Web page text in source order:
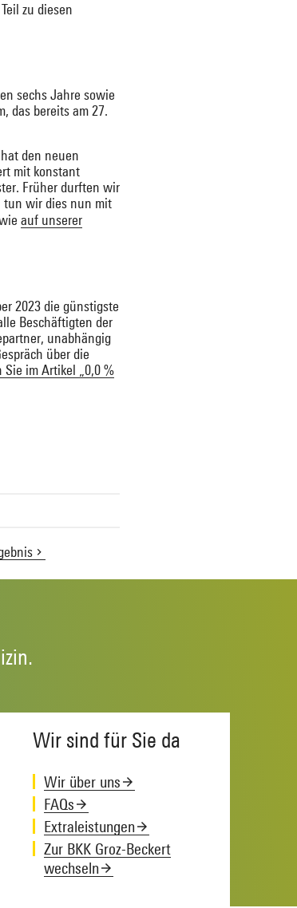
zu diesen
sechs Jahre sowie
das bereits am 27.
den neuen
mit konstant
Früher durften wir
tun wir dies nun mit
auf unserer
2023 die günstigste
Beschäftigten der
unabhängig
über die
im Artikel „0,0 %
Wir sind für Sie da
Wir über uns
FAQs
Extraleistungen
Zur BKK Groz-Beckert
wechseln